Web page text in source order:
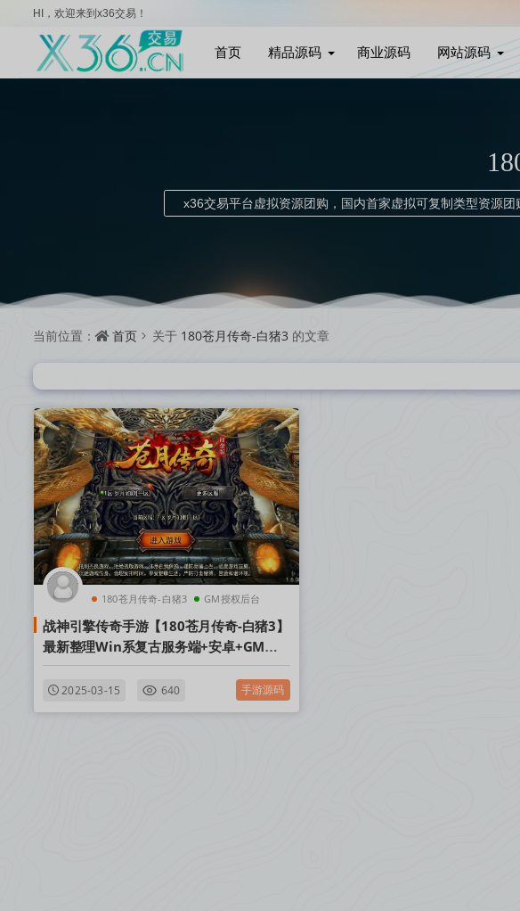
HI，欢迎来到x36交易！
首页 精品源码 商业源码 网站源码
x36交易平台虚拟资源团购，国内首家虚拟可复制类型资源
当前位置： 首页 关于 180苍月传奇-白猪3 的文章
180苍月传奇-白猪3 GM授权后台
安卓
战神引擎传奇手游【180苍月传奇-白猪3】
最新整理Win系复古服务端+安卓+GM授
权后台+详细搭建教程
2025-03-15 640 手游源码